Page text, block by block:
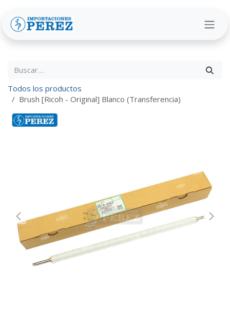
Todos los productos
Brush [Ricoh - Original] Blanco (Transferencia)